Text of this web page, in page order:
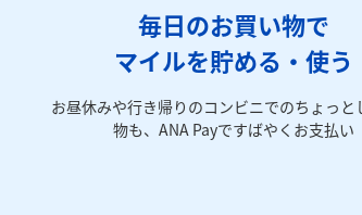
毎日のお買い物で
マイルを貯める・使う
お昼休みや行き帰りのコンビニでのちょっと
物も、ANA Payですばやくお支払い